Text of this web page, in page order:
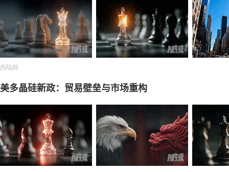
西陆网
美多晶硅新政：贸易壁垒与市场重构